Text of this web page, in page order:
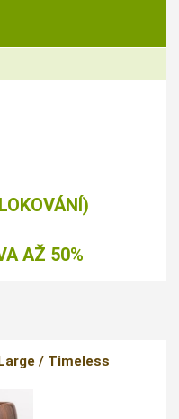
AŽ 50%
/ Timeless